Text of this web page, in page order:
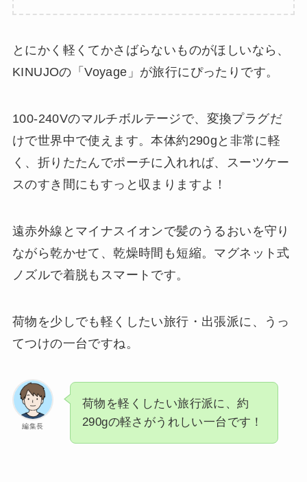
とにかく軽くてかさばらないものがほしいなら、
KINUJOの「Voyage」が旅行にぴったりです。
100-240Vのマルチボルテージで、変換プラグだ
けで世界中で使えます。本体約290gと非常に軽
く、折りたたんでポーチに入れれば、スーツケー
スのすき間にもすっと収まりますよ！
遠赤外線とマイナスイオンで髪のうるおいを守り
ながら乾かせて、乾燥時間も短縮。マグネット式
ノズルで着脱もスマートです。
荷物を少しでも軽くしたい旅行・出張派に、うっ
てつけの一台ですね。
編集長
荷物を軽くしたい旅行派に、約
290gの軽さがうれしい一台です！